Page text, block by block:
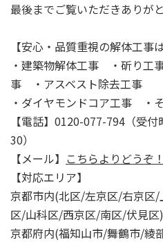
最後までご覧いただきありが
【安心・品質重視の解体工事
・建築物解体工事 ・斫り
事 ・アスベスト除去工事
・ダイヤモンドコア工事 ・
【電話】0120-077-794（受
30）
【メール】 こちらよりどうぞ！
【対応エリア】
京都市内(北区/左京区/右京区
区/山科区/西京区/南区/伏見区)
京都府内(福知山市/舞鶴市/綾